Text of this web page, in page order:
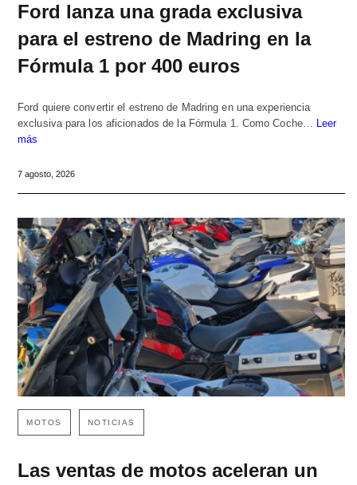
Ford lanza una grada exclusiva
para el estreno de Madring en la
Fórmula 1 por 400 euros
Ford quiere convertir el estreno de Madring en una experiencia
exclusiva para los aficionados de la Fórmula 1. Como Coche… Leer
más
7 agosto, 2026
MOTOS NOTICIAS
Las ventas de motos aceleran un